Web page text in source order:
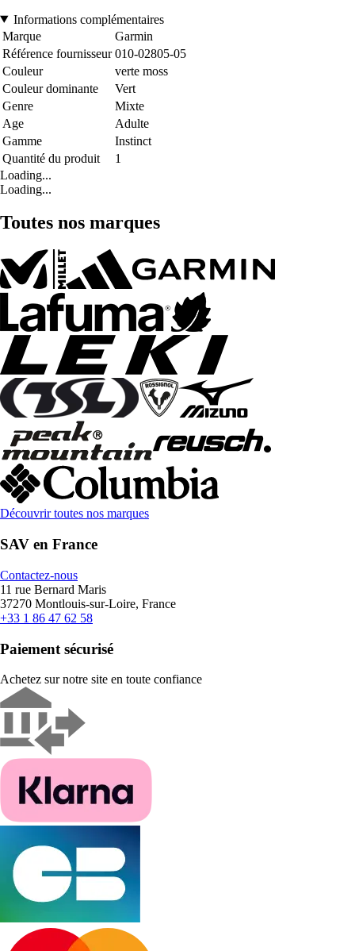
Informations complémentaires
Marque
Garmin
Référence fournisseur 010-02805-05
Couleur
verte moss
Couleur dominante
Vert
Genre
Mixte
Age
Adulte
Gamme
Instinct
Quantité du produit
1
Loading...
Loading...
Toutes nos marques
Découvrir toutes nos marques
SAV en France
Contactez-nous
11 rue Bernard Maris
37270 Montlouis-sur-Loire, France
+33 1 86 47 62 58
Paiement sécurisé
Achetez sur notre site en toute confiance